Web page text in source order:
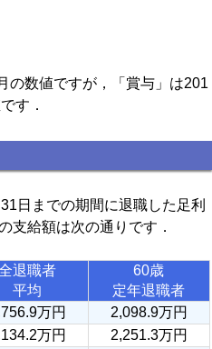
の数値ですが，「賞与」は201
す．
日までの期間に退職した足利
支給額は次の通りです．
退職者
平均
60歳
定年退職者
万円
2,098.9万円
万円
2,251.3万円